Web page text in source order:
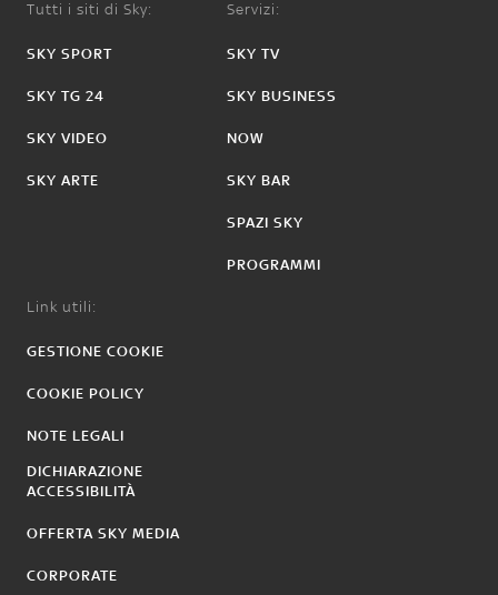
Tutti i siti di Sky:
SKY SPORT
SKY TG 24
SKY VIDEO
SKY ARTE
Servizi:
SKY TV
SKY BUSINESS
NOW
SKY BAR
SPAZI SKY
PROGRAMMI
Link utili:
GESTIONE COOKIE
COOKIE POLICY
NOTE LEGALI
DICHIARAZIONE
ACCESSIBILITÀ
OFFERTA SKY MEDIA
CORPORATE